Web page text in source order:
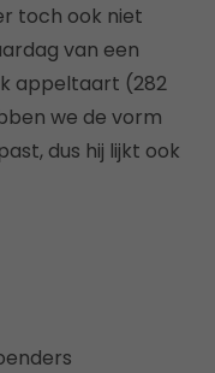
toch ook niet
van een
appeltaart (282
we de vorm
dus hij lijkt ook